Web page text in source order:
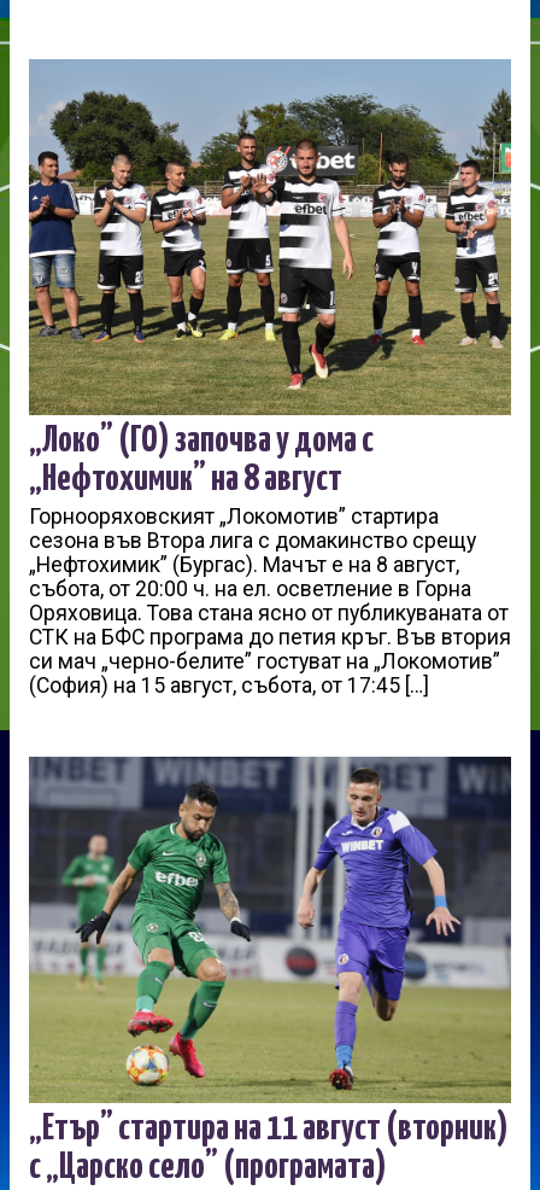
„Локо” (ГО) започва у дома с
„Нефтохимик” на 8 август
Горнооряховският „Локомотив” стартира
сезона във Втора лига с домакинство срещу
„Нефтохимик” (Бургас). Мачът е на 8 август,
събота, от 20:00 ч. на ел. осветление в Горна
Оряховица. Това стана ясно от публикуваната от
СТК на БФС програма до петия кръг. Във втория
си мач „черно-белите” гостуват на „Локомотив”
(София) на 15 август, събота, от 17:45 […]
„Етър” стартира на 11 август (вторник)
с „Царско село” (програмата)